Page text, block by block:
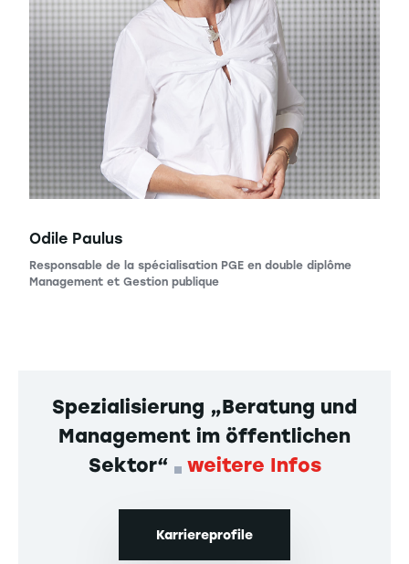
Odile Paulus
Responsable de la spécialisation PGE en double diplôme
Management et Gestion publique
Spezialisierung „Beratung und
Management im öffentlichen
Sektor“
weitere Infos
Karriereprofile